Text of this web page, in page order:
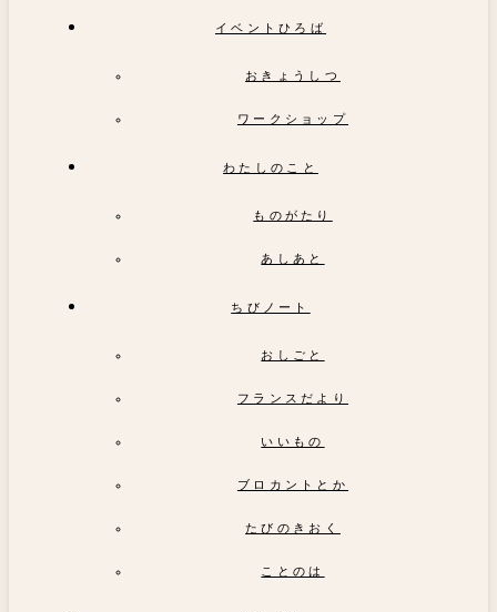
イベントひろば
おきょうしつ
ワークショップ
わたしのこと
ものがたり
あしあと
ちびノート
おしごと
フランスだより
いいもの
ブロカントとか
たびのきおく
ことのは